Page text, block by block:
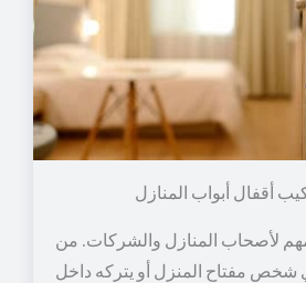
أقفال أبواب المنازل
مهم لأصحاب المنازل والشركات. من
شخص مفتاح المنزل أو يتركه داخل